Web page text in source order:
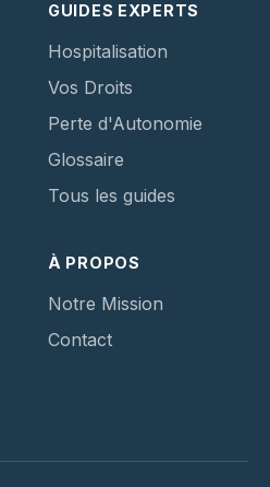
GUIDES EXPERTS
Hospitalisation
Vos Droits
Perte d'Autonomie
Glossaire
Tous les guides
À PROPOS
Notre Mission
Contact